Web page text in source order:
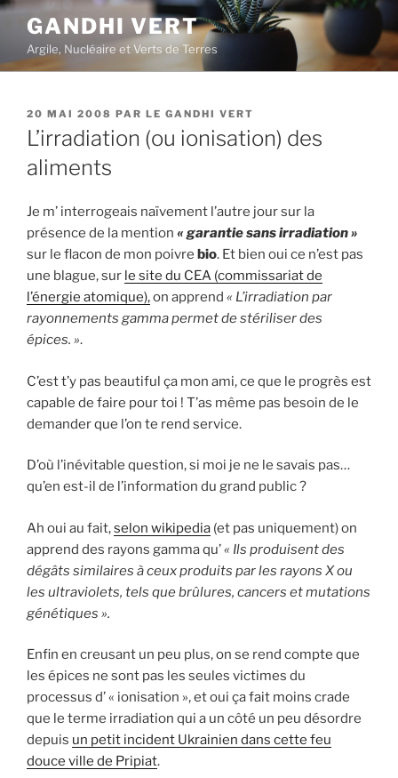
Aller
contenu
principal
GANDHI VERT
Argile, Nucléaire et Verts de Terres
PUBLIÉ
LE
20 MAI 2008 PAR LE GANDHI VERT
L’irradiation (ou ionisation) des
aliments
Je m’ interrogeais naïvement l’autre jour sur la
présence de la mention « garantie sans irradiation »
sur le flacon de mon poivre bio. Et bien oui ce n’est pas
une blague, sur le site du CEA (commissariat de
l’énergie atomique),on apprend « L’irradiation par
rayonnements gamma permet de stériliser des
épices. ».
C’est t’y pas beautiful ça mon ami, ce que le progrès est
capable de faire pour toi ! T’as même pas besoin de le
demander que l’on te rend service.
D’où l’inévitable question, si moi je ne le savais pas…
qu’en est-il de l’information du grand public ?
Ah oui au fait,selon wikipedia (et pas uniquement) on
apprend des rayons gamma qu’« Ils produisent des
dégâts similaires à ceux produits par les rayons X ou
les ultraviolets, tels que brûlures, cancers et mutations
génétiques ».
Enfin en creusant un peu plus, on se rend compte que
les épices ne sont pas les seules victimes du
processus d’ « ionisation », et oui ça fait moins crade
que le terme irradiation qui a un côté un peu désordre
depuis un petit incident Ukrainien dans cette feu
douce ville de Pripiat.